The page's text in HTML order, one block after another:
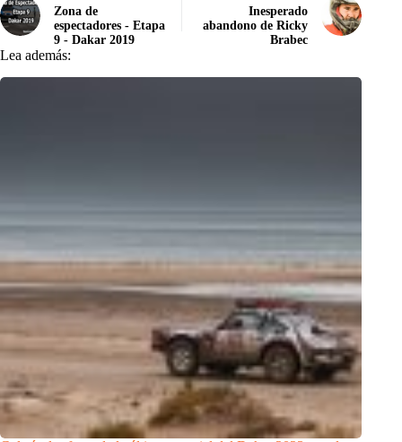
Zona de
espectadores - Etapa
9 - Dakar 2019
Inesperado
abandono de Ricky
Brabec
Lea además: